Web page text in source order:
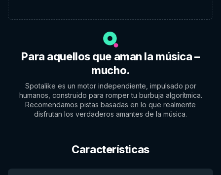
Para aquellos que aman la música –
mucho.
Spotalike es un motor independiente, impulsado por
humanos, construido para romper tu burbuja algorítmica.
Recomendamos pistas basadas en lo que realmente
disfrutan los verdaderos amantes de la música.
Características